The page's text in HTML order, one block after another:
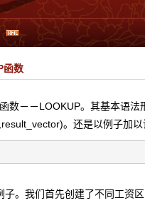
函数
－－LOOKUP。其基本语法
。还是以例子加以
。我们首先创建了不同工资